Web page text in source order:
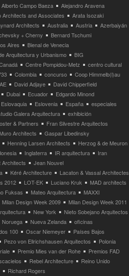
Alberto Campo Baeza
Alejandro Aravena
Architects and Associates
Arata Isozaki
Architects Australia Austria
Azerbaiyán
+ Cherny
Bernard Tschumi
Aires
Bienal de Venecia
Arquitectura y Urbanismo
BIG
Centre Pompidou-Metz
centro cultural
Colombia concurso
Coop Himmelb(l)au
David Adjaye
David Chipperfield
Dubai Ecuador
Edgardo Minond
Eslovaquia Eslovenia España
especiales
Galera Arquitectura
exhibición
& Partners
Fran Silvestre Arquitectos
Architects
Gaspar Libedinsky
Henning Larsen Architects
Herzog & de Meuron
Inglaterra IR arquitectura
Iran
Architects
Jean Nouvel
Kéré Architecture
Lacaton & Vassal Architectes
2012 LOT-EK Luciano Kruk
MAD architects
Fuksas Mateo Arquitectura
MAXXI
Milan Design Week 2009
Milan Design Week 2011
New York
Nieto Sobejano Arquitectos
Noruega Nueva Zelanda
oficinas
100 Oscar Niemeyer
Países Bajos
Pezo von Ellrichshausen Arquitectos
Polonia
Premio Mies van der Rohe
Premios FAD
Rebel Architecture
Reino Unido
Richard Rogers